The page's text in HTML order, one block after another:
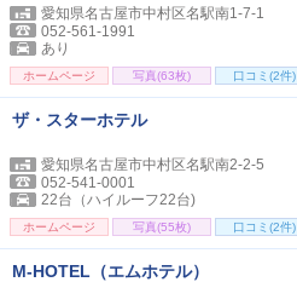
愛知県名古屋市中村区名駅南1-7-1
052-561-1991
あり
ホームページ 写真(63枚) 口コミ(2件)
ザ・スターホテル
愛知県名古屋市中村区名駅南2-2-5
052-541-0001
22台（ハイルーフ22台)
ホームページ 写真(55枚) 口コミ(2件)
M-HOTEL（エムホテル）